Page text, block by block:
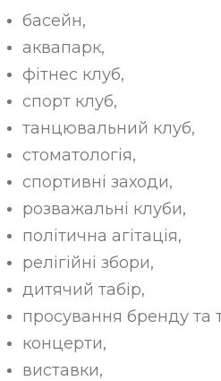
басейн,
аквапарк,
фітнес клуб,
спорт клуб,
танцювальний клуб,
стоматологія,
спортивні заходи,
розважальні клуби,
політична агітація,
релігійні збори,
дитячий табір,
просування бренду та
концерти,
виставки,